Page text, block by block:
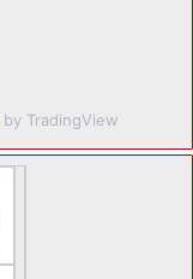
by TradingView